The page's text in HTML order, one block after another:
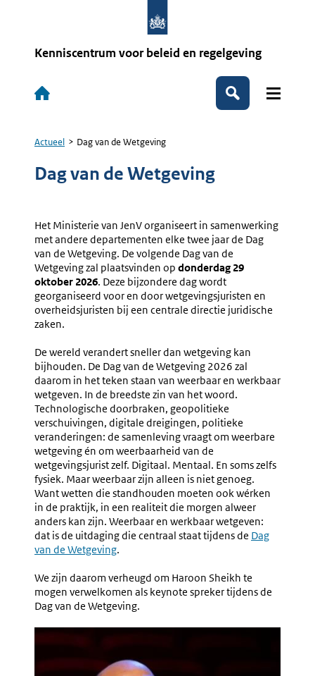
Kenniscentrum voor beleid en regelgeving
Hoofdnavigatie
Zoeken
Kruimelpad
Actueel Dag van de Wetgeving
Dag van de Wetgeving
Het Ministerie van JenV organiseert in samenwerking
met andere departementen elke twee jaar de Dag
van de Wetgeving. De volgende Dag van de
Wetgeving zal plaatsvinden op donderdag 29
oktober 2026. Deze bijzondere dag wordt
georganiseerd voor en door wetgevingsjuristen en
overheidsjuristen bij een centrale directie juridische
zaken.
De wereld verandert sneller dan wetgeving kan
bijhouden. De Dag van de Wetgeving 2026 zal
daarom in het teken staan van weerbaar en werkbaar
wetgeven. In de breedste zin van het woord.
Technologische doorbraken, geopolitieke
verschuivingen, digitale dreigingen, politieke
veranderingen: de samenleving vraagt om weerbare
wetgeving én om weerbaarheid van de
wetgevingsjurist zelf. Digitaal. Mentaal. En soms zelfs
fysiek. Maar weerbaar zijn alleen is niet genoeg.
Want wetten die standhouden moeten ook wérken
in de praktijk, in een realiteit die morgen alweer
anders kan zijn. Weerbaar en werkbaar wetgeven:
dat is de uitdaging die centraal staat tijdens de Dag
van de Wetgeving.
We zijn daarom verheugd om Haroon Sheikh te
mogen verwelkomen als keynote spreker tijdens de
Dag van de Wetgeving.
Afbeelding